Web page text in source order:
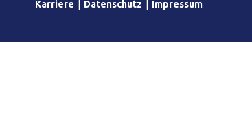
Karriere Datenschutz Impressum